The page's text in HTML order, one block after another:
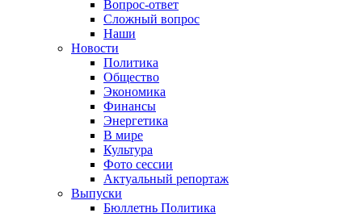
Вопрос-ответ
Сложный вопрос
Наши
Новости
Политика
Общество
Экономика
Финансы
Энергетика
В мире
Культура
Фото сессии
Актуальный репортаж
Выпуски
Бюллетнь Политика